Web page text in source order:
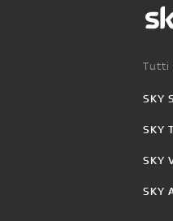
Tutti
SKY
SKY
SKY
SKY